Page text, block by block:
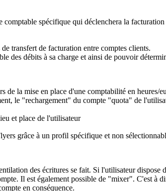
spécifique qui déclenchera la
transfert de facturation entre comptes clients.
des débits à sa charge et ainsi de pouvoir
de la mise en place d'une comptabilité en heures/
le "rechargement" du compte "quota" de
et place de l'utilisateur
grâce à un profil spécifique etnon
des écritures se fait. Si l'utilisateur
Il est également possible de "mixer". C'est à
en conséquence.